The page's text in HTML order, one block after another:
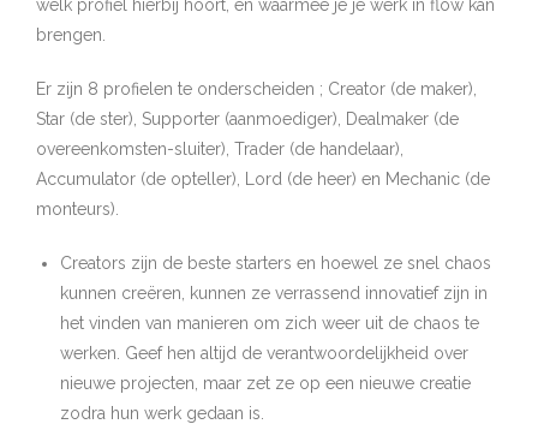
welk profiel hierbij hoort, en waarmee je je werk in flow kan
brengen.
Er zijn 8 profielen te onderscheiden ; Creator (de maker),
Star (de ster), Supporter (aanmoediger), Dealmaker (de
overeenkomsten-sluiter), Trader (de handelaar),
Accumulator (de opteller), Lord (de heer) en Mechanic (de
monteurs).
Creators zijn de beste starters en hoewel ze snel chaos
kunnen creëren, kunnen ze verrassend innovatief zijn in
het vinden van manieren om zich weer uit de chaos te
werken. Geef hen altijd de verantwoordelijkheid over
nieuwe projecten, maar zet ze op een nieuwe creatie
zodra hun werk gedaan is.